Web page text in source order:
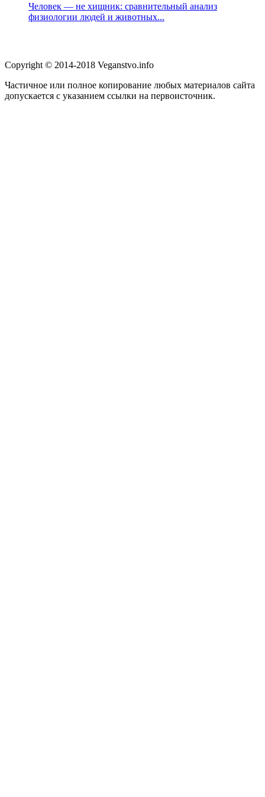
Человек — не хищник: сравнительный анализ
физиологии людей и животных...
Copyright © 2014-2018 Veganstvo.info
Частичное или полное копирование любых материалов сайта
допускается с указанием ссылки на первоисточник.